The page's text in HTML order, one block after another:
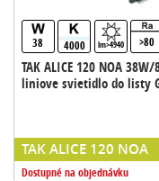
38 4000 lm>4940 >80
TAK ALICE 120 NOA
liniove svietidlo do listy
TAK ALICE 120 NOA
Dostupné na objednávku